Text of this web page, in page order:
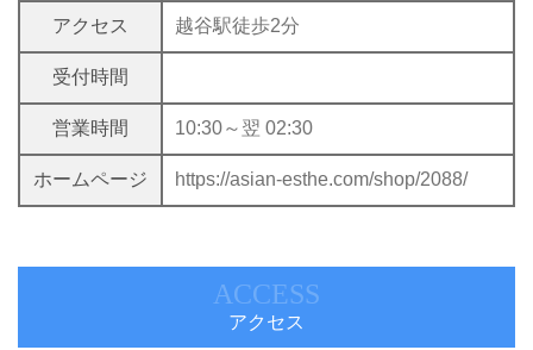
アクセス 越谷駅徒歩2分
受付時間
営業時間 10:30～翌 02:30
ホームページ https://asian-esthe.com/shop/2088/
ACCESS
アクセス